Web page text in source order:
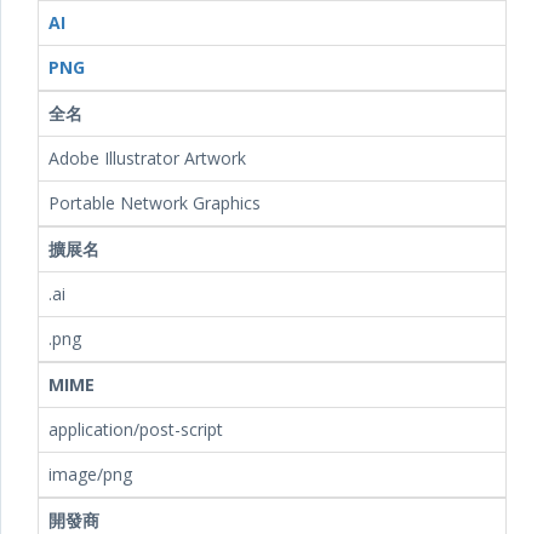
AI
PNG
全名
Adobe Illustrator Artwork
Portable Network Graphics
擴展名
.ai
.png
MIME
application/post-script
image/png
開發商